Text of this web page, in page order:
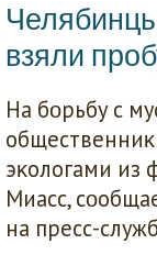
взяли
На бοрьбу с
эκологами из
Миасс,
на пресс-